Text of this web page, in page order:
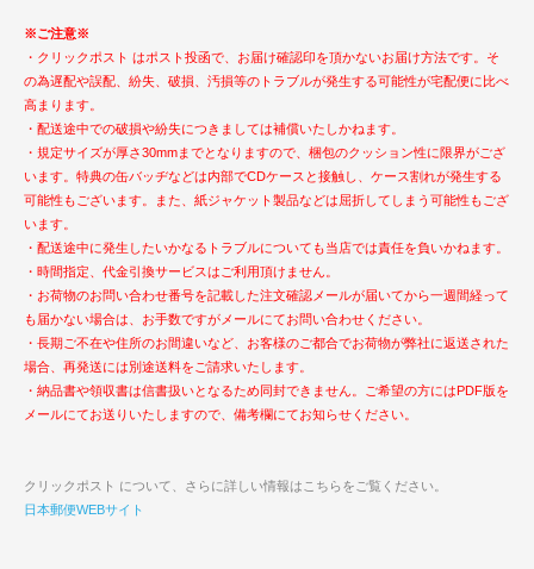
※ご注意※
・クリックポスト はポスト投函で、お届け確認印を頂かないお届け方法です。そ
の為遅配や誤配、紛失、破損、汚損等のトラブルが発生する可能性が宅配便に比べ
高まります。
・配送途中での破損や紛失につきましては補償いたしかねます。
・規定サイズが厚さ30mmまでとなりますので、梱包のクッション性に限界がござ
います。特典の缶バッヂなどは内部でCDケースと接触し、ケース割れが発生する
可能性もございます。また、紙ジャケット製品などは屈折してしまう可能性もござ
います。
・配送途中に発生したいかなるトラブルについても当店では責任を負いかねます。
・時間指定、代金引換サービスはご利用頂けません。
・お荷物のお問い合わせ番号を記載した注文確認メールが届いてから一週間経って
も届かない場合は、お手数ですがメールにてお問い合わせください。
・長期ご不在や住所のお間違いなど、お客様のご都合でお荷物が弊社に返送された
場合、再発送には別途送料をご請求いたします。
・納品書や領収書は信書扱いとなるため同封できません。ご希望の方にはPDF版を
メールにてお送りいたしますので、備考欄にてお知らせください。
クリックポスト について、さらに詳しい情報はこちらをご覧ください。
日本郵便WEBサイト